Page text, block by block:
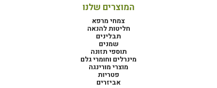
המוצרים שלנו
צמחי מרפא
חליטות להנאה
תבלינים
שמנים
תוספי תזונה
מינרלים וחומרי גלם
מוצרי מורינגה
פטריות
אביזרים